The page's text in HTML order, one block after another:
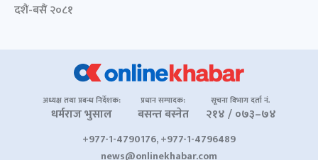
दशैं-बसैं २०८१
अध्यक्ष तथा प्रबन्ध निर्देशक:
धर्मराज भुसाल
प्रधान सम्पादक:
बसन्त बस्नेत
सूचना विभाग दर्ता नं.
२१४ / ०७३–७४
+977-1-4790176, +977-1-4796489
news@onlinekhabar.com